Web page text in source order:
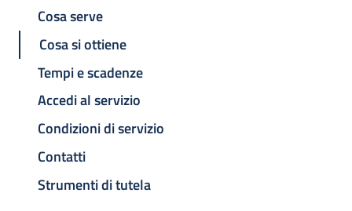
Cosa serve
Cosa si ottiene
Tempi e scadenze
Accedi al servizio
Condizioni di servizio
Contatti
Strumenti di tutela